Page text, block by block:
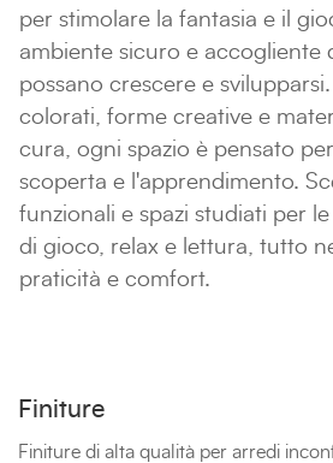
per stimolare la fantasia e il
ambiente sicuro e accogliente
possano crescere e
colorati, forme creative e
cura, ogni spazio è pensato
scoperta e l'apprendimento.
funzionali e spazi studiati per
di gioco, relax e lettura, tutto
praticità e comfort.
Finiture
Finiture di alta qualità per arredi